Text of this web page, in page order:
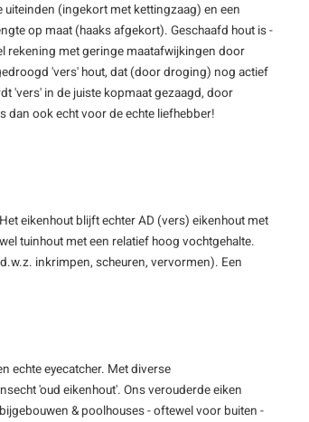
(ingekort met kettingzaag) en een
op maat (haaks afgekort). Geschaafd hout is -
rekening met geringe maatafwijkingen door
'vers' hout, dat (door droging) nog actief
'vers' in de juiste kopmaat gezaagd, door
dan ook echt voor de echte liefhebber!
eikenhout blijft echter AD (vers) eikenhout met
tuinhout met een relatief hoog vochtgehalte.
inkrimpen, scheuren, vervormen). Een
echte eyecatcher. Met diverse
'oud eikenhout'. Ons verouderde eiken
& poolhouses - oftewel voor buiten -